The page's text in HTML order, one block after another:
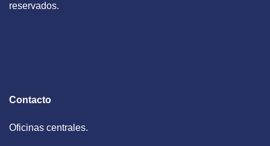
reservados.
Contacto
Oficinas centrales.